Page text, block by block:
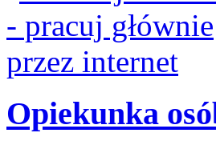
Opiekunka